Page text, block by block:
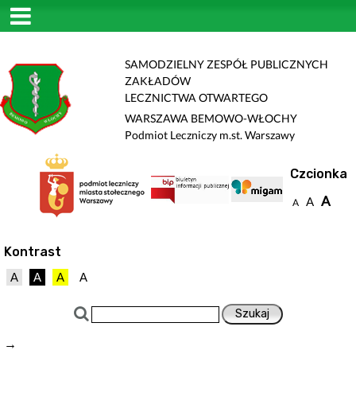
SAMODZIELNY ZESPÓŁ PUBLICZNYCH
ZAKŁADÓW
LECZNICTWA OTWARTEGO
WARSZAWA BEMOWO-WŁOCHY
Podmiot Leczniczy m.st. Warszawy
Czcionka
A A A
Kontrast
A A A A
→